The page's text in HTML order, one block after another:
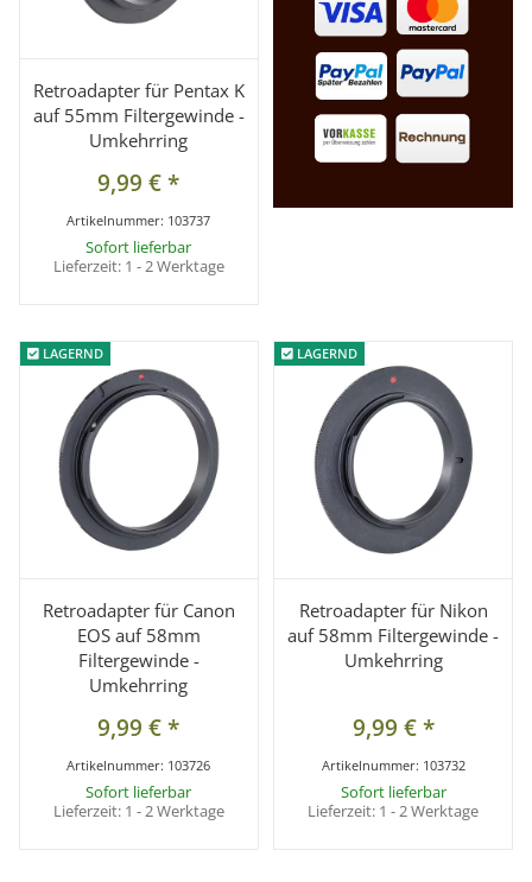
Retroadapter für Pentax K
auf 55mm Filtergewinde -
Umkehrring
9,99 €*
Artikelnummer: 103737
Sofort lieferbar
Lieferzeit: 1 - 2 Werktage
LAGERND
LAGERND
Retroadapter für Canon
EOS auf 58mm
Filtergewinde -
Umkehrring
9,99 €*
Artikelnummer: 103726
Sofort lieferbar
Lieferzeit: 1 - 2 Werktage
LAGERND
LAGERND
Retroadapter für Nikon
auf 58mm Filtergewinde -
Umkehrring
9,99 €*
Artikelnummer: 103732
Sofort lieferbar
Lieferzeit: 1 - 2 Werktage